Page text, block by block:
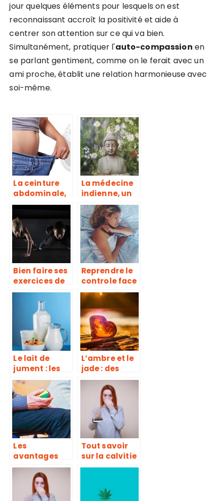
jour quelques éléments pour lesquels on est
reconnaissant accroît la positivité et aide à
centrer son attention sur ce qui va bien.
Simultanément, pratiquer l'auto-compassion en
se parlant gentiment, comme on le ferait avec un
ami proche, établit une relation harmonieuse avec
soi-même.
La ceinture
abdominale,
pour
formes
disgracieuses
La médecine
indienne, un
vrai creuset
de guérison
Bien faire ses
exercices de
muscu, une
erreur trop
souvent
répétée
Reprendre le
controle face
à la
dépression !
Le lait de
jument : les
points
essentiels
L’ambre et le
jade : des
pierres pour
renforcer
notre santé
Les
avantages
d’un EHPAD
pour les
séniors
Tout savoir
sur la calvitie
: causes,
traitements